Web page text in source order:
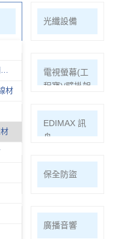
材
光纖設備
/
電視螢幕(工
程寶)/壁掛架
EDIMAX 訊
舟
保全防盜
廣播音響